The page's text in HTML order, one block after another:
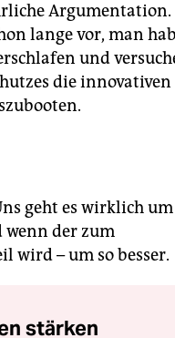
Argumentation.
lange vor, man
und
die innovativen
geht es wirklich
wenn der zum
wird – um so besser.
stärken